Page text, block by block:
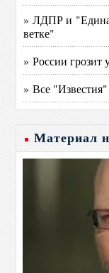
» ЛДПР и
ветке"
» России грозит
» Все
Материал